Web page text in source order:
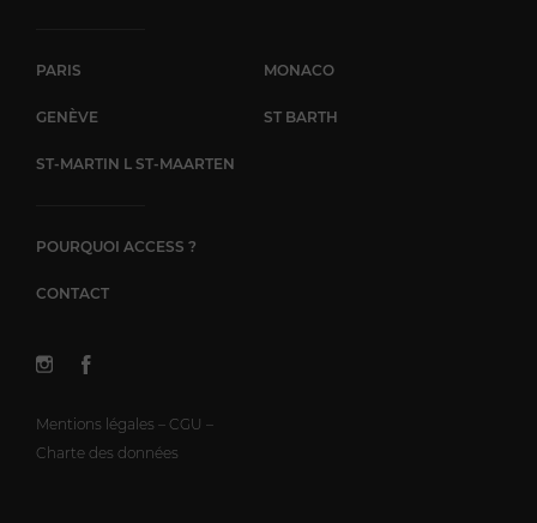
PARIS MONACO
GENÈVE ST BARTH
ST-MARTIN L ST-MAARTEN
POURQUOI ACCESS ?
CONTACT
Mentions légales – CGU –
Charte des données